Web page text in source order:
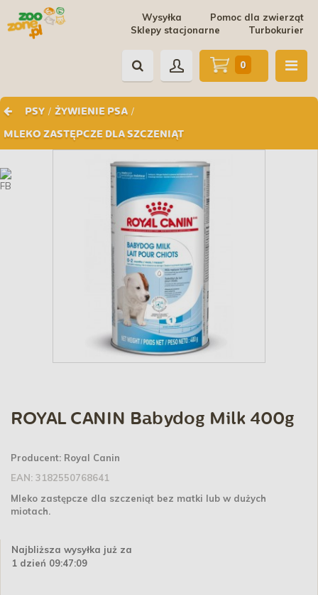
Pomoc dla zwierząt
Wysyłka
Turbokurier
Sklepy stacjonarne
PSY / ŻYWIENIE PSA /
MLEKO ZASTĘPCZE DLA SZCZENIĄT
0
ROYAL CANIN Babydog Milk 400g
Producent: Royal Canin
EAN: 3182550768641
Mleko zastępcze dla szczeniąt bez matki lub w dużych
miotach.
Najbliższa wysyłka już za
1 dzień 09:47:09